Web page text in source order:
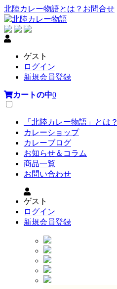
北陸カレー物語とは？ お問合せ
ゲスト
ログイン
新規会員登録
カートの中0
「北陸カレー物語」とは？
カレーショップ
カレーブログ
お知らせ＆コラム
商品一覧
お問い合わせ
ゲスト
ログイン
新規会員登録